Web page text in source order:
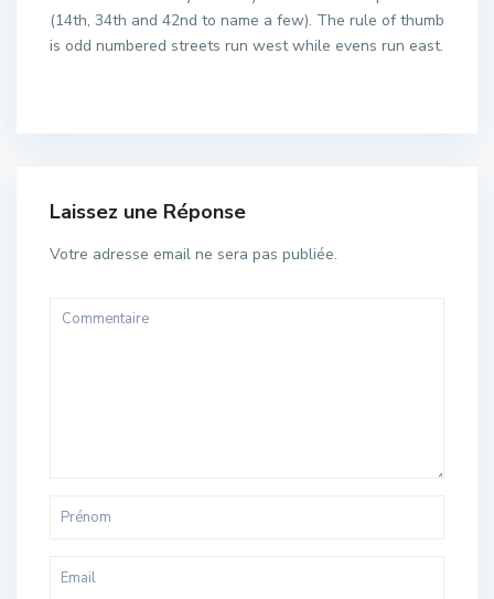
(14th, 34th and 42nd to name a few). The rule of thumb
is odd numbered streets run west while evens run east.
Laissez une Réponse
Votre adresse email ne sera pas publiée.